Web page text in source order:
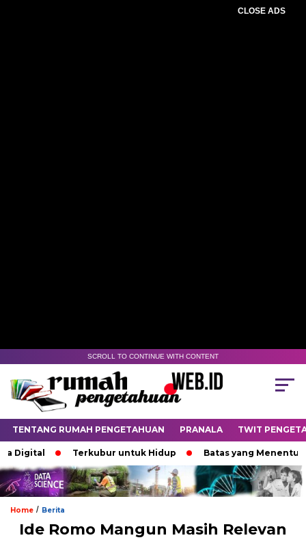
CLOSE ADS
SCROLL TO CONTINUE WITH CONTENT
TENTANG RUMAH PENGETAHUAN PRANALA TWIT
Terkubur untuk Hidup Batas yang Menentukan
Home / Berita
Ide Romo Mangun Masih Relevan